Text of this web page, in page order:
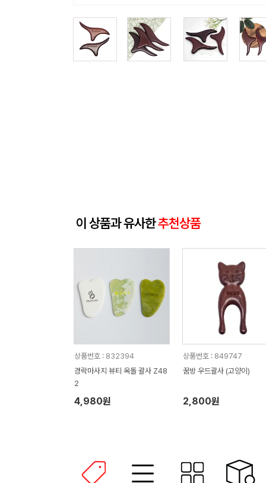
이 상품과 유사한추천상품
상품번호 : 832394
경락마사지 뷰티 옥돌 괄사 Z48
2
4,980원
상품번호 : 849747
꿈방 우드괄사 (고양이)
2,800원